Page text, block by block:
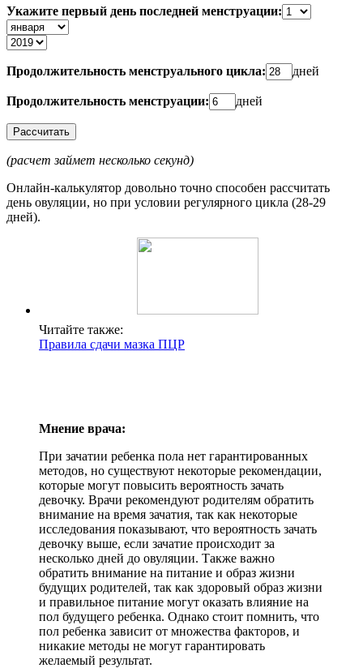
Укажите первый день последней менструации:
Продолжительность менструального цикла: дней
Продолжительность менструации: дней
(расчет займет несколько секунд)
Онлайн-калькулятор довольно точно способен рассчитать
день овуляции, но при условии регулярного цикла (28-29
дней).
Читайте также:
Правила сдачи мазка ПЦР
Мнение врача:
При зачатии ребенка пола нет гарантированных
методов, но существуют некоторые рекомендации,
которые могут повысить вероятность зачать
девочку. Врачи рекомендуют родителям обратить
внимание на время зачатия, так как некоторые
исследования показывают, что вероятность зачать
девочку выше, если зачатие происходит за
несколько дней до овуляции. Также важно
обратить внимание на питание и образ жизни
будущих родителей, так как здоровый образ жизни
и правильное питание могут оказать влияние на
пол будущего ребенка. Однако стоит помнить, что
пол ребенка зависит от множества факторов, и
никакие методы не могут гарантировать
желаемый результат.